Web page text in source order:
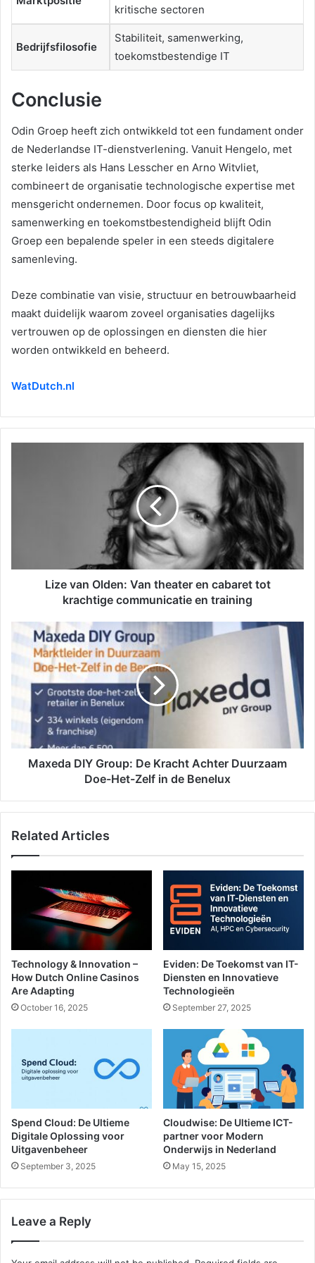
kritische sectoren
Bedrijfsfilosofie
Stabiliteit, samenwerking,
toekomstbestendige IT
Conclusie
Odin Groep heeft zich ontwikkeld tot een fundament onder
de Nederlandse IT-dienstverlening. Vanuit Hengelo, met
sterke leiders als Hans Lesscher en Arno Witvliet,
combineert de organisatie technologische expertise met
mensgericht ondernemen. Door focus op kwaliteit,
samenwerking en toekomstbestendigheid blijft Odin
Groep een bepalende speler in een steeds digitalere
samenleving.
Deze combinatie van visie, structuur en betrouwbaarheid
maakt duidelijk waarom zoveel organisaties dagelijks
vertrouwen op de oplossingen en diensten die hier
worden ontwikkeld en beheerd.
WatDutch.nl
Lize van Olden: Van theater en cabaret tot
krachtige communicatie en training
Maxeda DIY Group: De Kracht Achter Duurzaam
Doe-Het-Zelf in de Benelux
Related Articles
Technology & Innovation –
How Dutch Online Casinos
Are Adapting
October 16, 2025
Eviden: De Toekomst van IT-
Diensten en Innovatieve
Technologieën
September 27, 2025
Spend Cloud: De Ultieme
Digitale Oplossing voor
Uitgavenbeheer
September 3, 2025
Cloudwise: De Ultieme ICT-
partner voor Modern
Onderwijs in Nederland
May 15, 2025
Leave a Reply